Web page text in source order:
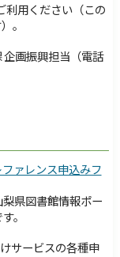
用ください（この
。
画振興担当（電話
ファレンス申込みフ
図書館情報ポー
。
サービスの各種申